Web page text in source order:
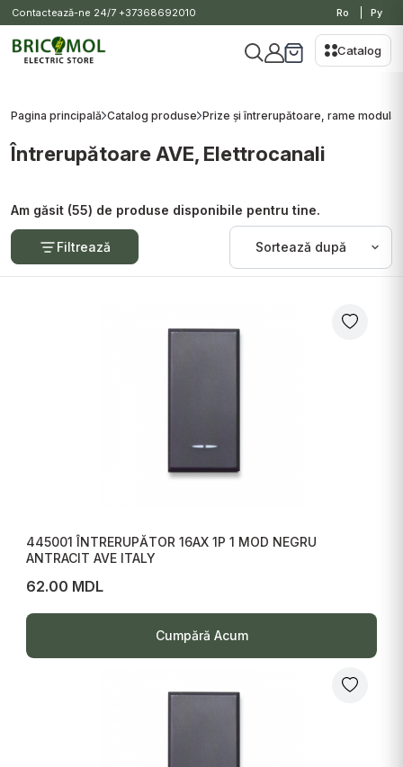
Contactează-ne 24/7 +37368692010 Ro Ру
Catalog
Pagina principală Catalog produse Prize și întrerupătoare, rame
Întrerupătoare AVE, Elettrocanali
Am găsit (55) de produse disponibile pentru tine.
Filtrează
445001 ÎNTRERUPĂTOR 16AX 1P 1 MOD NEGRU
ANTRACIT AVE ITALY
62.00 MDL
Cumpără Acum